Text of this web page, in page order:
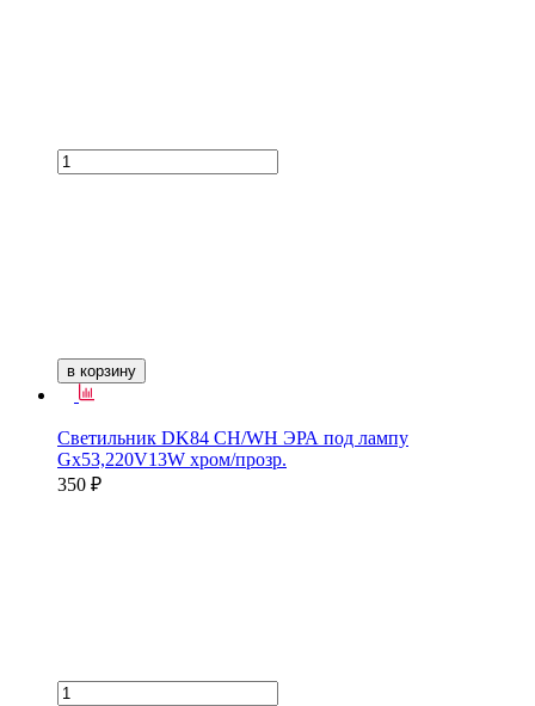
в корзину
Светильник DK84 CH/WH ЭРА под лампу
Gх53,220V13W хром/прозр.
350 ₽